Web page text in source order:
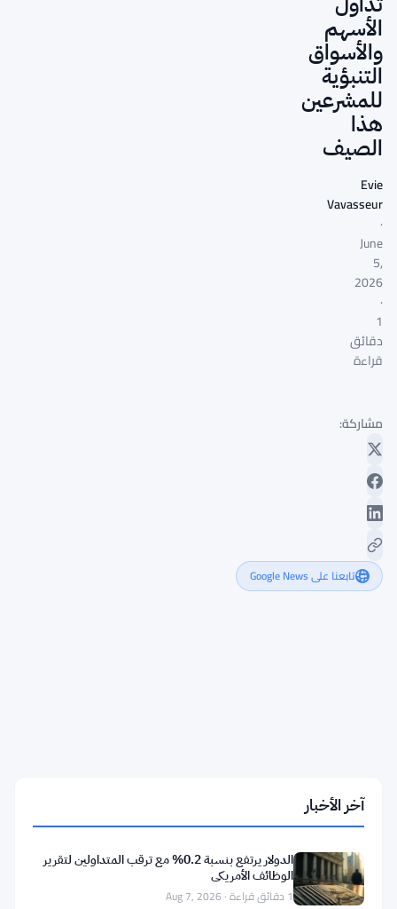
الأسهم
والأسواق
التنبؤية
للمشرعين
هذا
الصيف
Evie
Vavasseur
·
June
5,
2026
·
1
دقائق
قراءة
مشاركة:
تابعنا على Google News
الأسهم
والأسواق
التنبؤية
الصيف
آخر الأخبار
الدولار يرتفع بنسبة 0.2% مع ترقب المتداولين لتقرير
الوظائف الأمريكي
1 دقائق قراءة · Aug 7, 2026